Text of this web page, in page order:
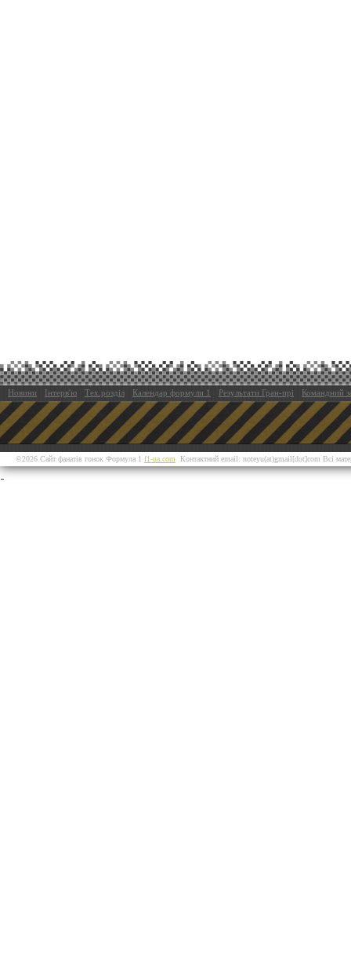
Новини Інтерв'ю Тех.розділ Календар формули 1 Результати Гран-прі Командний
©2026 Сайт фанатів гонок Формула 1 f1-ua.com Контактний email: noteyu(at)gmail[dot]com Всі